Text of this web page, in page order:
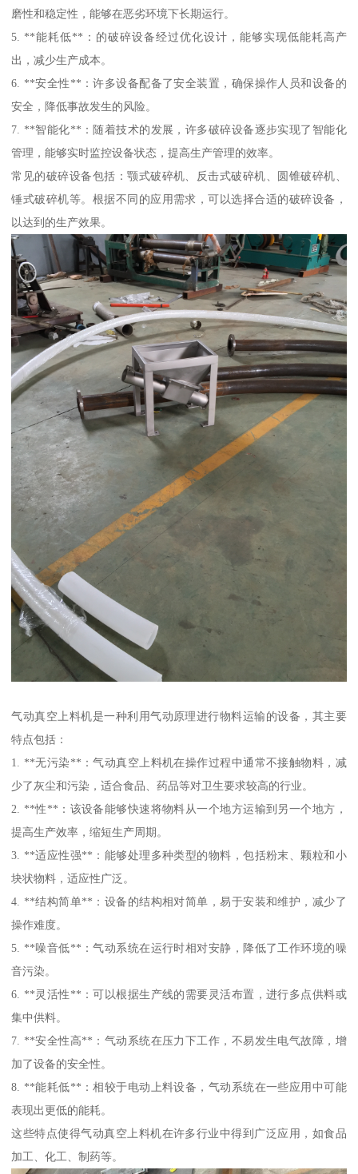
磨性和稳定性，能够在恶劣环境下长期运行。
5. **能耗低**：的破碎设备经过优化设计，能够实现低能耗高产
出，减少生产成本。
6. **安全性**：许多设备配备了安全装置，确保操作人员和设备的
安全，降低事故发生的风险。
7. **智能化**：随着技术的发展，许多破碎设备逐步实现了智能化
管理，能够实时监控设备状态，提高生产管理的效率。
常见的破碎设备包括：颚式破碎机、反击式破碎机、圆锥破碎机、
锤式破碎机等。根据不同的应用需求，可以选择合适的破碎设备，
以达到的生产效果。
气动真空上料机是一种利用气动原理进行物料运输的设备，其主要
特点包括：
1. **无污染**：气动真空上料机在操作过程中通常不接触物料，减
少了灰尘和污染，适合食品、药品等对卫生要求较高的行业。
2. **性**：该设备能够快速将物料从一个地方运输到另一个地方，
提高生产效率，缩短生产周期。
3. **适应性强**：能够处理多种类型的物料，包括粉末、颗粒和小
块状物料，适应性广泛。
4. **结构简单**：设备的结构相对简单，易于安装和维护，减少了
操作难度。
5. **噪音低**：气动系统在运行时相对安静，降低了工作环境的噪
音污染。
6. **灵活性**：可以根据生产线的需要灵活布置，进行多点供料或
集中供料。
7. **安全性高**：气动系统在压力下工作，不易发生电气故障，增
加了设备的安全性。
8. **能耗低**：相较于电动上料设备，气动系统在一些应用中可能
表现出更低的能耗。
这些特点使得气动真空上料机在许多行业中得到广泛应用，如食品
加工、化工、制药等。